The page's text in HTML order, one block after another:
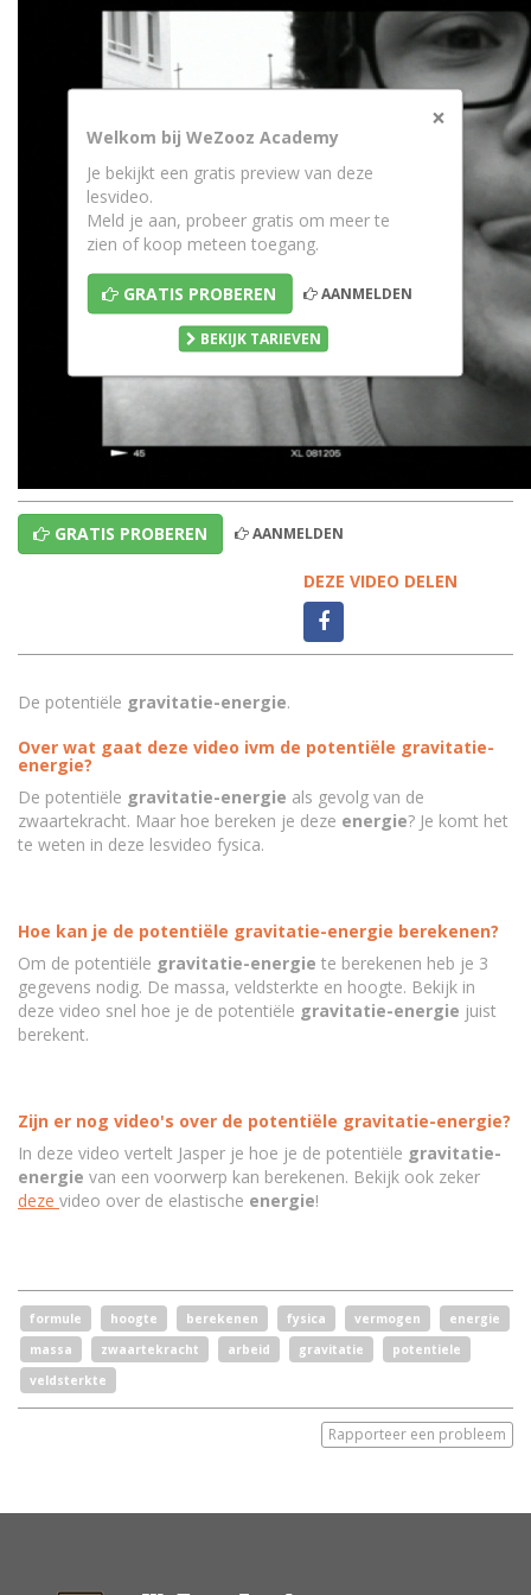
×
Welkom bij WeZooz Academy
Je bekijkt een gratis preview van deze
lesvideo.
Meld je aan, probeer gratis om meer te
zien of koop meteen toegang.
GRATIS PROBEREN AANMELDEN
BEKIJK TARIEVEN
GRATIS PROBEREN AANMELDEN
DEZE VIDEO DELEN
De potentiële gravitatie-energie.
Over wat gaat deze video ivm de potentiële gravitatie-
energie?
De potentiële gravitatie-energie als gevolg van de
zwaartekracht. Maar hoe bereken je deze energie? Je komt het
te weten in deze lesvideo fysica.
Hoe kan je de potentiële gravitatie-energie berekenen?
Om de potentiële gravitatie-energie te berekenen heb je 3
gegevens nodig. De massa, veldsterkte en hoogte. Bekijk in
deze video snel hoe je de potentiële gravitatie-energie juist
berekent.
Zijn er nog video's over de potentiële gravitatie-energie?
In deze video vertelt Jasper je hoe je de potentiële gravitatie-
energie van een voorwerp kan berekenen. Bekijk ook zeker
deze video over de elastische energie!
formule hoogte berekenen fysica vermogen
energie
massa
zwaartekracht arbeid gravitatie
potentiele
veldsterkte
Rapporteer een probleem